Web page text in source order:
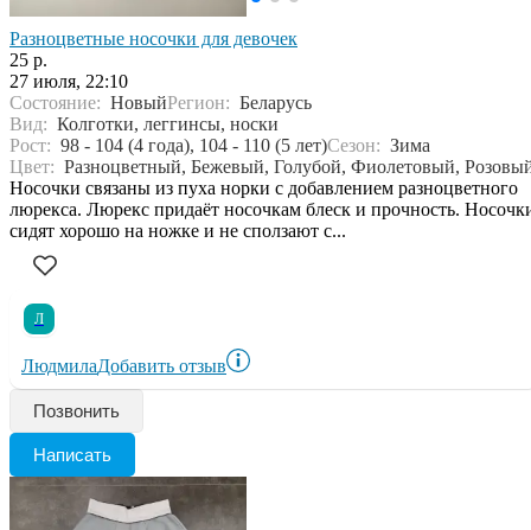
Разноцветные носочки для девочек
25 р.
27 июля, 22:10
Состояние: НовыйРегион: Беларусь
Вид: Колготки, леггинсы, носки
Рост: 98 - 104 (4 года), 104 - 110 (5 лет)Сезон: Зима
Цвет: Разноцветный, Бежевый, Голубой, Фиолетовый,
Носочки связаны из пуха норки с добавлением разноцветного
люрекса. Люрекс придаёт носочкам блеск и прочность.
сидят хорошо на ножке и не сползают с...
Л
ЛюдмилаДобавить отзыв
Позвонить
Написать